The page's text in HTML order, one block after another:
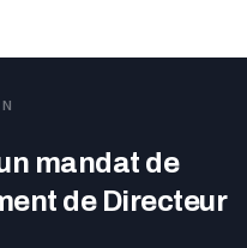
mandat de
de Directeur